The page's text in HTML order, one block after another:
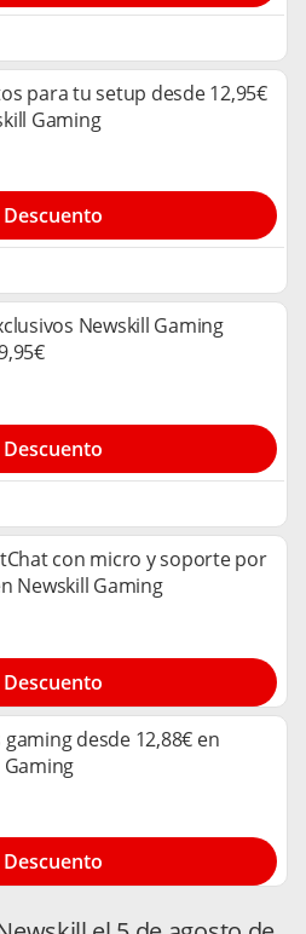
para tu setup desde 12,95€
Gaming
Newskill Gaming
con micro y soporte por
Newskill Gaming
gaming desde 12,88€ en
Gaming